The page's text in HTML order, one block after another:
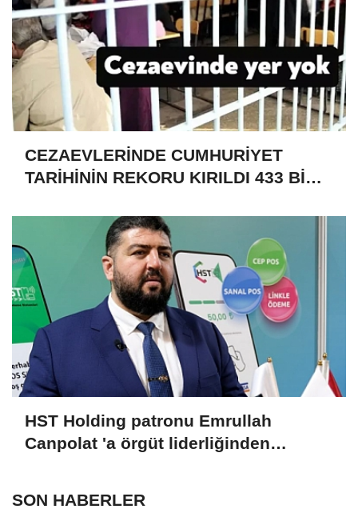
CEZAEVLERİNDE CUMHURİYET
TARİHİNİN REKORU KIRILDI 433 BİN
HST Holding patronu Emrullah
Canpolat 'a örgüt liderliğinden
SON HABERLER